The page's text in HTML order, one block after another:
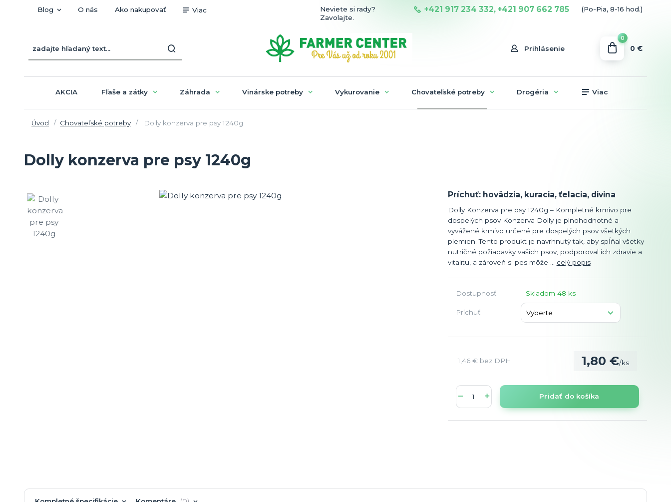
Blog O nás Ako nakupovať Viac
Prihlásenie
Neviete si rady?
Zavolajte.
+421 917 234 332, +421 907 662 785 (Po-Pia, 8-16 hod.)
0
0 €
AKCIA Fľaše a zátky Záhrada Vinárske potreby Vykurovanie Chovateľské potreby Drogéria Viac
Úvod Chovateľské potreby Dolly konzerva pre psy 1240g
Dolly konzerva pre psy 1240g
Príchuť: hovädzia, kuracia, ťelacia, divina
Dolly Konzerva pre psy 1240g – Kompletné krmivo pre
dospelých psov Konzerva Dolly je plnohodnotné a
vyvážené krmivo určené pre dospelých psov všetkých
plemien. Tento produkt je navrhnutý tak, aby spĺňal všetky
nutričné požiadavky vašich psov, podporoval ich zdravie a
vitalitu, a zároveň si pes môže ... celý popis
Dostupnosť Skladom 48 ks
Príchuť
1,80 €/ks
1,46 € bez DPH
Pridať do košíka